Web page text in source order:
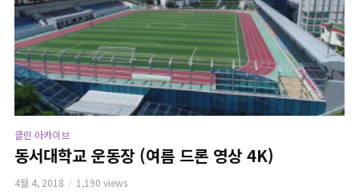
클린 아카이브
동서대학교 운동장 (여름 드론 영상 4K)
4월 4, 2018 1,190 views